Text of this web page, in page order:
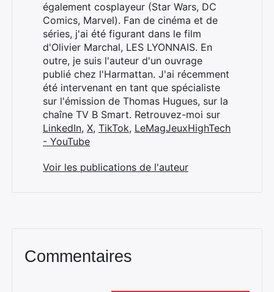
également cosplayeur (Star Wars, DC
Comics, Marvel). Fan de cinéma et de
séries, j'ai été figurant dans le film
d'Olivier Marchal, LES LYONNAIS. En
outre, je suis l'auteur d'un ouvrage
publié chez l'Harmattan. J'ai récemment
été intervenant en tant que spécialiste
sur l'émission de Thomas Hugues, sur la
chaîne TV B Smart. Retrouvez-moi sur
LinkedIn, X, TikTok, LeMagJeuxHighTech
- YouTube
Voir les publications de l'auteur
Commentaires